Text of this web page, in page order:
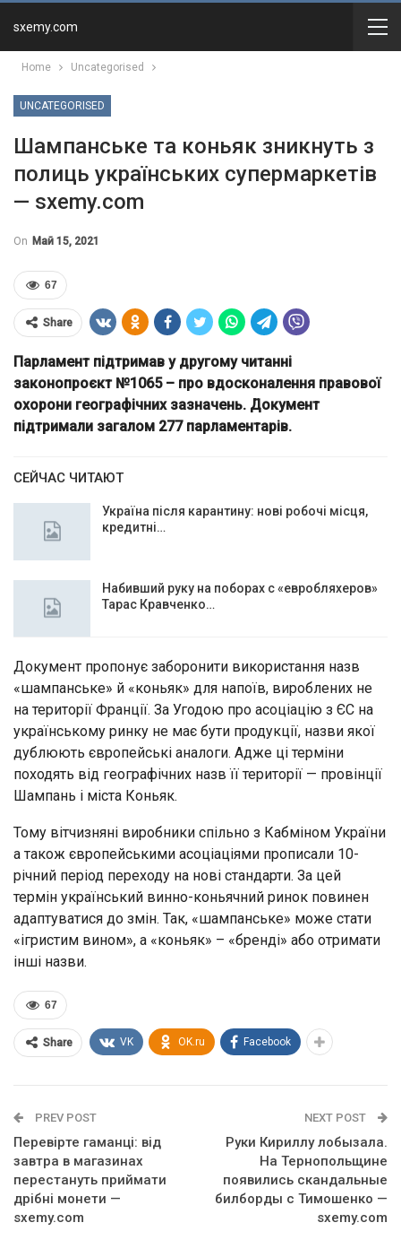
sxemy.com
Home Uncategorised
UNCATEGORISED
Шампанське та коньяк зникнуть з
полиць українських супермаркетів
— sxemy.com
On Май 15, 2021
67
Share
Парламент підтримав у другому читанні
законопроєкт №1065 – про вдосконалення правової
охорони географічних зазначень. Документ
підтримали загалом 277 парламентарів.
СЕЙЧАС ЧИТАЮТ
Україна після карантину: нові робочі місця,
кредитні…
Набивший руку на поборах с «евробляхеров»
Тарас Кравченко…
Документ пропонує заборонити використання назв
«шампанське» й «коньяк» для напоїв, вироблених не
на території Франції. За Угодою про асоціацію з ЄС на
українському ринку не має бути продукції, назви якої
дублюють європейські аналоги. Адже ці терміни
походять від географічних назв її території — провінції
Шампань і міста Коньяк.
Тому вітчизняні виробники спільно з Кабміном України
а також європейськими асоціаціями прописали 10-
річний період переходу на нові стандарти. За цей
термін український винно-коньячний ринок повинен
адаптуватися до змін. Так, «шампанське» може стати
«ігристим вином», а «коньяк» – «бренді» або отримати
інші назви.
67
Share VK OK.ru Facebook
PREV POST
Перевірте гаманці: від
завтра в магазинах
перестануть приймати
дрібні монети —
sxemy.com
NEXT POST
Руки Кириллу лобызала.
На Тернопольщине
появились скандальные
билборды с Тимошенко —
sxemy.com